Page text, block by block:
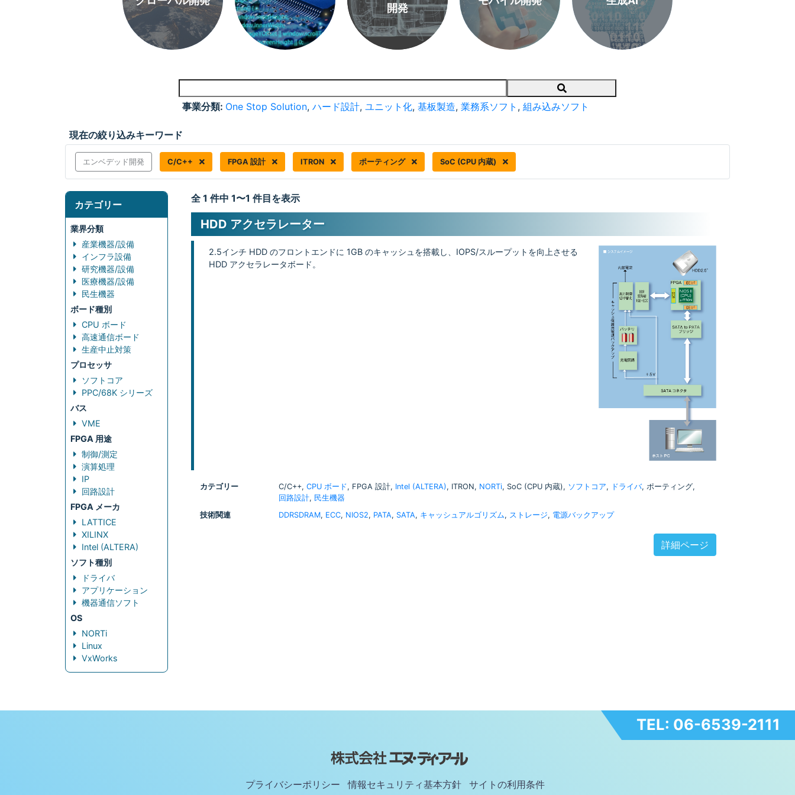
開発
Search
事業分類: One Stop Solution, ハード設計, ユニット化, 基板製造, 業務系ソフト , 組み込みソフト
現在の絞り込みキーワード
エンベデッド開発 C/C++ FPGA 設計 ITRON ポーティング SoC (CPU 内蔵)
カテゴリー
業界分類
産業機器/設備
インフラ設備
研究機器/設備
医療機器/設備
民生機器
ボード種別
CPU ボード
高速通信ボード
生産中止対策
プロセッサ
ソフトコア
PPC/68K シリーズ
バス
VME
FPGA 用途
制御/測定
演算処理
IP
回路設計
FPGA メーカ
LATTICE
XILINX
Intel (ALTERA)
ソフト種別
ドライバ
アプリケーション
機器通信ソフト
OS
NORTi
Linux
VxWorks
全 1 件中 1〜1 件目を表示
HDD アクセラレーター
2.5インチ HDD のフロントエンドに 1GB のキャッシュを搭載し、IOPS/スループットを向上させる
HDD アクセラレータボード。
カテゴリー C/C++, CPU ボード, FPGA 設計, Intel (ALTERA), ITRON, NORTi, SoC (CPU 内蔵), ソフトコア, ドライバ, ポーティング,
回路設計, 民生機器
技術関連
DDRSDRAM, ECC, NIOS2, PATA, SATA, キャッシュアルゴリズム, ストレージ, 電源バックアップ
詳細ページ
TEL: 06-6539-2111
プライバシーポリシー 情報セキュリティ基本方針
サイトの利用条件